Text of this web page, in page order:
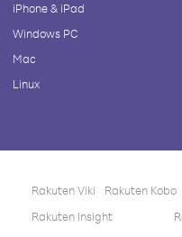
iPhone & iPad
Windows PC
Mac
Linux
Rakuten Viki Rakuten Kobo
Rakuten Insight